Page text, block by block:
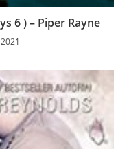
6 ) – Piper Rayne